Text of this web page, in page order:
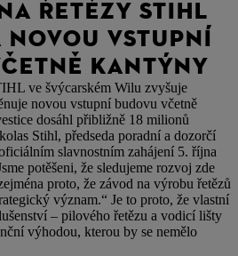
ŘETĚZY STIHL
NOVOU VSTUPNÍ
KANTÝNY
ve švýcarském Wilu zvyšuje
novou vstupní budovu včetně
dosáhl přibližně 18 milionů
Stihl, předseda poradní a dozorčí
slavnostním zahájení 5. října
potěšeni, že sledujeme rozvoj zde
proto, že závod na výrobu řetězů
význam.“ Je to proto, že vlastní
– pilového řetězu a vodicí lišty
výhodou, kterou by se nemělo